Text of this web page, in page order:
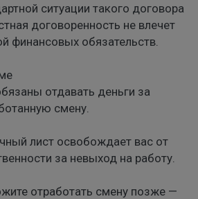
ситуации такого договора
договоренность не влечет
финансовых обязательств.
отдавать деньги за
смену.
лист освобождает вас от
за невыход на работу.
отработать смену позже —